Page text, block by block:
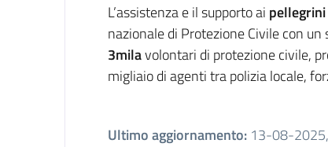
L’assistenza e il supporto ai
nazionale di Protezione Civile con
3milavolontari di protezione civile,
migliaio di agenti tra polizia locale,
Ultimo aggiornamento: 13-08-